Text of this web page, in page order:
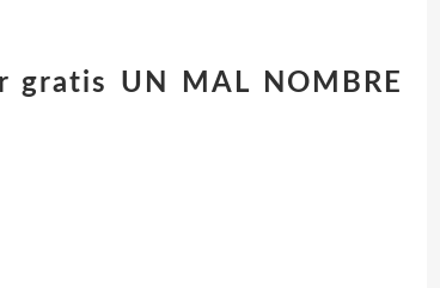
gratis UN MAL NOMBRE